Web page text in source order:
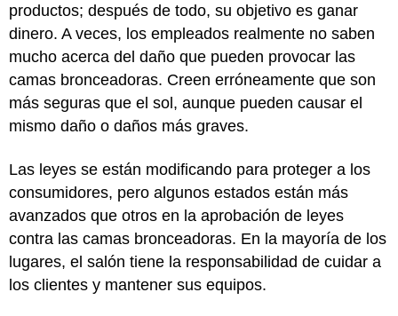
productos; después de todo, su objetivo es ganar
dinero. A veces, los empleados realmente no saben
mucho acerca del daño que pueden provocar las
camas bronceadoras. Creen erróneamente que son
más seguras que el sol, aunque pueden causar el
mismo daño o daños más graves.
Las leyes se están modificando para proteger a los
consumidores, pero algunos estados están más
avanzados que otros en la aprobación de leyes
contra las camas bronceadoras. En la mayoría de los
lugares, el salón tiene la responsabilidad de cuidar a
los clientes y mantener sus equipos.